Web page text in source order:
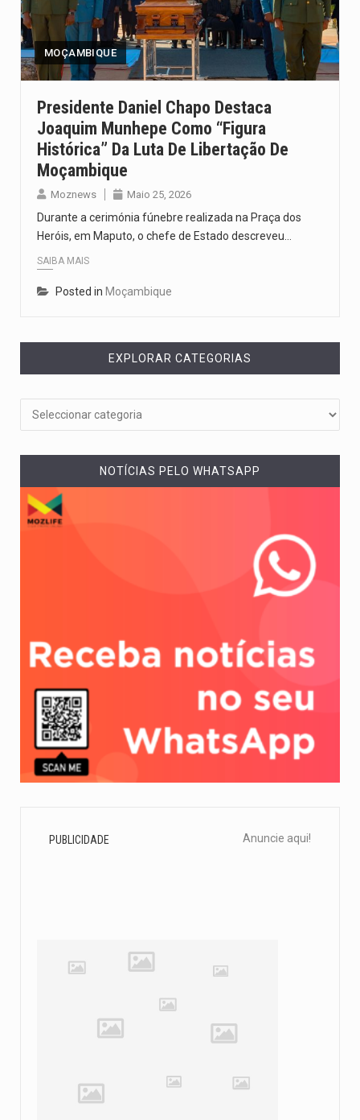
MOÇAMBIQUE
Presidente Daniel Chapo Destaca
Joaquim Munhepe Como “Figura
Histórica” Da Luta De Libertação De
Moçambique
Moznews Maio 25, 2026
Durante a cerimónia fúnebre realizada na Praça dos
Heróis, em Maputo, o chefe de Estado descreveu…
SAIBA MAIS
Posted in Moçambique
EXPLORAR CATEGORIAS
NOTÍCIAS PELO WHATSAPP
PUBLICIDADE Anuncie aqui!